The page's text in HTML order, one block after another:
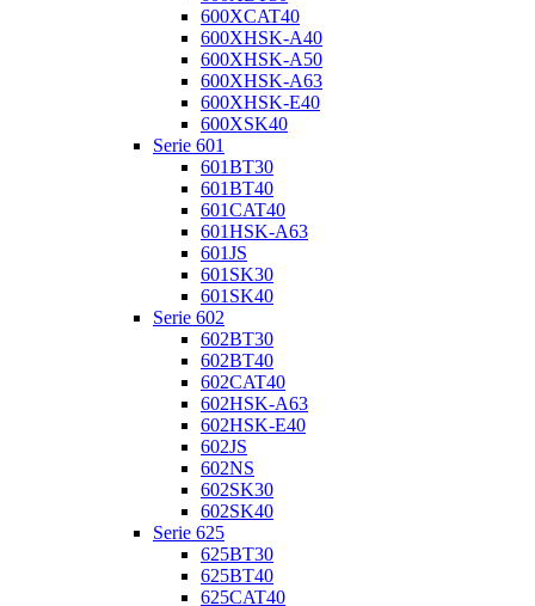
600XCAT40
600XHSK-A40
600XHSK-A50
600XHSK-A63
600XHSK-E40
600XSK40
Serie 601
601BT30
601BT40
601CAT40
601HSK-A63
601JS
601SK30
601SK40
Serie 602
602BT30
602BT40
602CAT40
602HSK-A63
602HSK-E40
602JS
602NS
602SK30
602SK40
Serie 625
625BT30
625BT40
625CAT40